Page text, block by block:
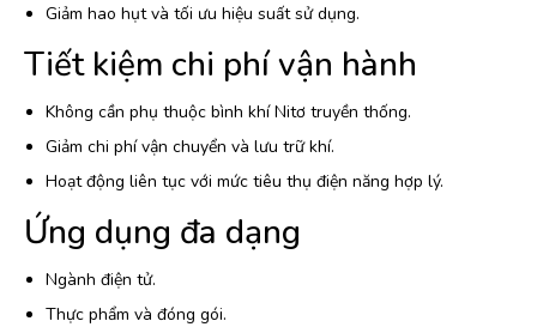
Giảm hao hụt và tối ưu hiệu suất sử dụng.
Tiết kiệm chi phí vận hành
Không cần phụ thuộc bình khí Nitơ truyền thống.
Giảm chi phí vận chuyển và lưu trữ khí.
Hoạt động liên tục với mức tiêu thụ điện năng hợp lý.
Ứng dụng đa dạng
Ngành điện tử.
Thực phẩm và đóng gói.